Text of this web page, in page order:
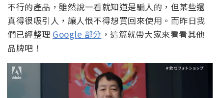
不行的產品，雖然說一看就知道是騙人的，但某些還
真得很吸引人，讓人恨不得想買回來使用。而昨日我
們已經整理 Google 部分 ，這篇就帶大家來看看其他
品牌吧！